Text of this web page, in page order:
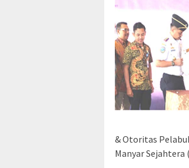
& Otoritas
Manyar Sejahtera